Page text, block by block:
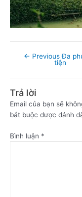
← Previous Đa
tiện
Trả lời
Email của bạn sẽ
bắt buộc được đánh
Bình luận *